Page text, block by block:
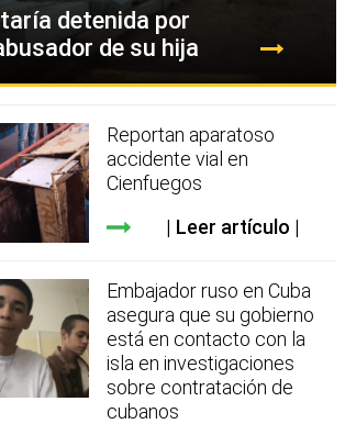
detenida por
de su hija
Reportan aparatoso
accidente vial en
Cienfuegos
Leer artículo
Embajador ruso en Cuba
asegura que su gobierno
está en contacto con la
isla en investigaciones
sobre contratación de
cubanos